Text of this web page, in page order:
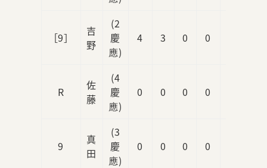
［9］
吉
野
(2
慶
應)
4 3 0 0
R
佐
藤
(4
慶
應)
0 0 0 0
9
真
田
(3
慶
應)
0 0 0 0